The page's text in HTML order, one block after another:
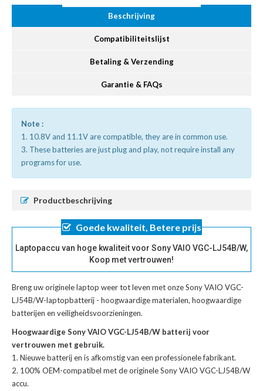
Beschrijving
Compatibiliteitslijst
Betaling & Verzending
Garantie & FAQs
Note :
1. 10.8V and 11.1V are compatible, they are in common use.
3. These batteries are just plug and play, not require install any
programs for use.
Productbeschrijving
Goede kwaliteit, Betere prijs
Laptopaccu van hoge kwaliteit voor Sony VAIO VGC-LJ54B/W,
Koop met vertrouwen!
Breng uw originele laptop weer tot leven met onzeSony VAIO VGC-
LJ54B/W-laptopbatterij - hoogwaardige materialen, hoogwaardige
batterijen en veiligheidsvoorzieningen.
Hoogwaardige Sony VAIO VGC-LJ54B/W batterij voor
vertrouwen met gebruik.
Nieuwe batterij en is afkomstig van een professionele fabrikant.
100% OEM-compatibel met deoriginele Sony VAIO VGC-LJ54B/W
accu.